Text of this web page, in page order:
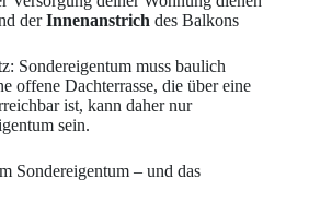
derInnenanstrich des Balkons
Sondereigentum muss baulich
offene Dachterrasse, die über eine
ist, kann daher nur
sein.
Sondereigentum – und das